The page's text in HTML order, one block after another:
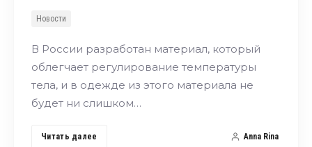
Новости
В России разработан материал, который
облегчает регулирование температуры
тела, и в одежде из этого материала не
будет ни слишком…
Читать далее Anna Rina